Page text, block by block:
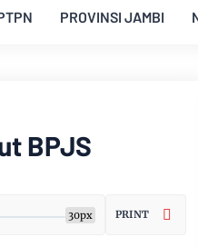
PROVINSI JAMBI
BPJS
30px PRINT